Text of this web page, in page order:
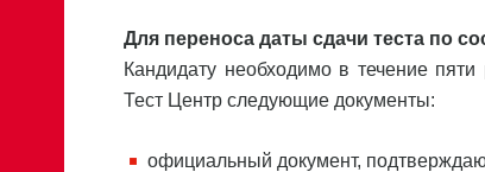
Для переноса даты сдачи теста по
Кандидату необходимо в течение
Тест Центр следующие документы:
официальный документ,